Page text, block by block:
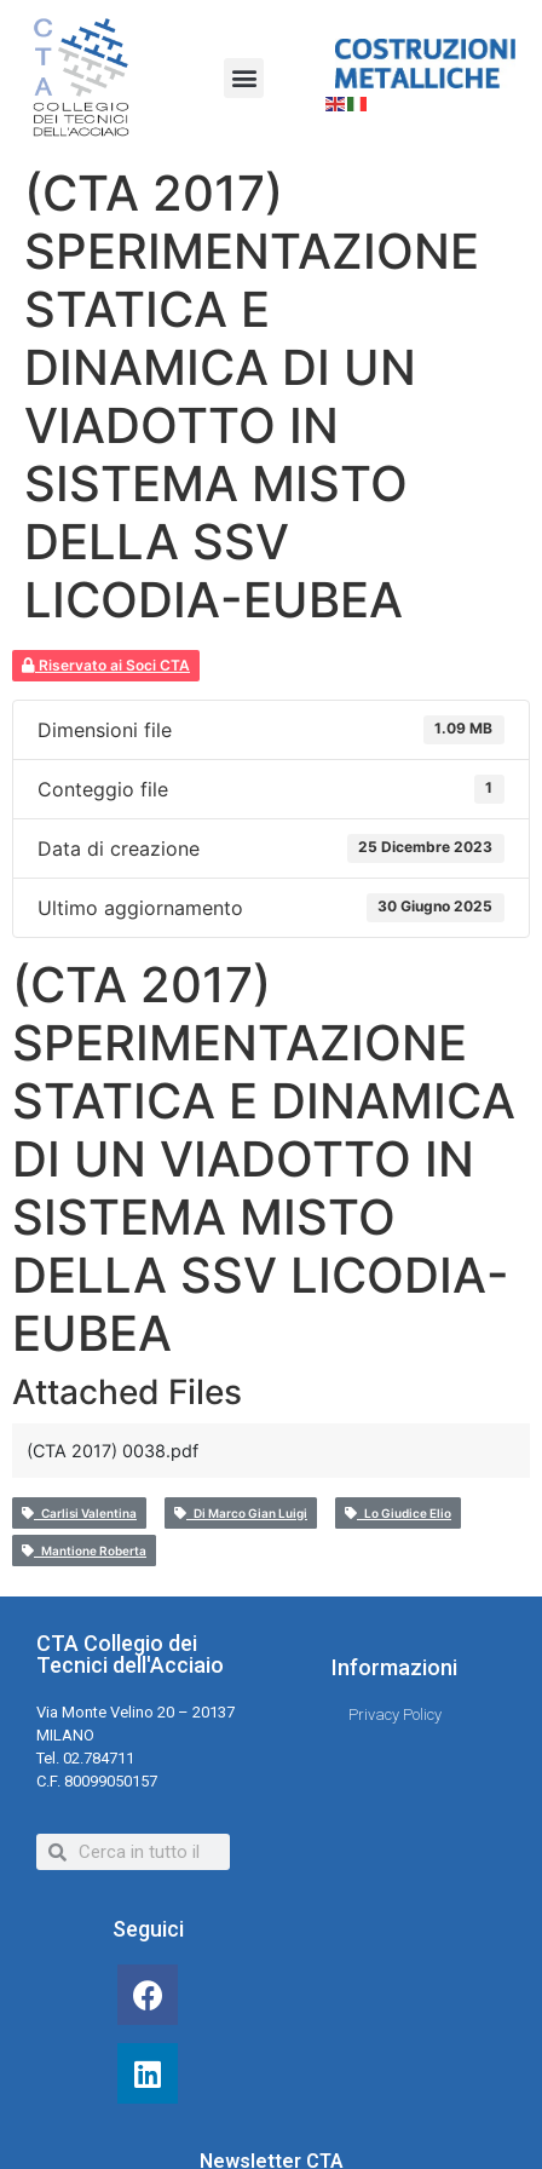
(CTA 2017)
SPERIMENTAZIONE
STATICA E
DINAMICA DI UN
VIADOTTO IN
SISTEMA MISTO
DELLA SSV
LICODIA-EUBEA
Riservato ai Soci CTA
Dimensioni file 1.09 MB
Conteggio file 1
Data di creazione 25 Dicembre 2023
Ultimo aggiornamento 30 Giugno 2025
(CTA 2017)
SPERIMENTAZIONE
STATICA E DINAMICA
DI UN VIADOTTO IN
SISTEMA MISTO
DELLA SSV LICODIA-
EUBEA
Attached Files
(CTA 2017) 0038.pdf
Carlisi Valentina Di Marco Gian Luigi Lo Giudice Elio
Mantione Roberta
CTA Collegio dei
Tecnici dell'Acciaio
Via Monte Velino 20 – 20137
MILANO
Tel. 02.784711
C.F. 80099050157
Informazioni
Privacy Policy
Seguici
Newsletter CTA